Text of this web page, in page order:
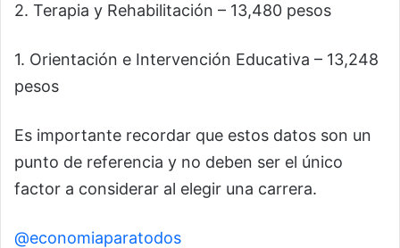
2. Terapia y Rehabilitación – 13,480 pesos
1. Orientación e Intervención Educativa – 13,248
pesos
Es importante recordar que estos datos son un
punto de referencia y no deben ser el único
factor a considerar al elegir una carrera.
@economiaparatodos